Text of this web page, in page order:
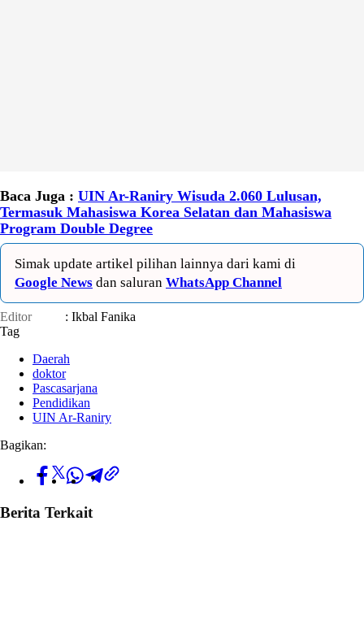
Baca Juga : UIN Ar-Raniry Wisuda 2.060 Lulusan,
Termasuk Mahasiswa Korea Selatan dan Mahasiswa
Program Double Degree
Simak update artikel pilihan lainnya dari kami di
Google News dan saluran WhatsApp Channel
Editor
: Ikbal Fanika
Tag
Daerah
doktor
Pascasarjana
Pendidikan
UIN Ar-Raniry
Bagikan:
Berita Terkait